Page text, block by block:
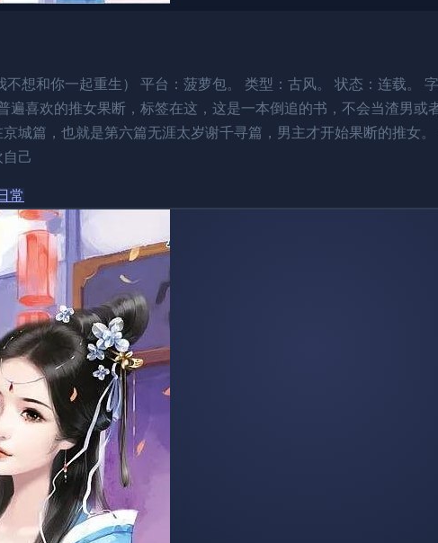
不想和你一起重生） 平台：菠萝包。 类型：古风。 状态：连
的推女果断，标签在这，这是一本倒追的书，不会当渣男或者
京城篇，也就是第六篇无涯太岁谢千寻篇，男主才开始果断的
己
常